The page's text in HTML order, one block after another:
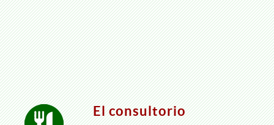
El consultorio